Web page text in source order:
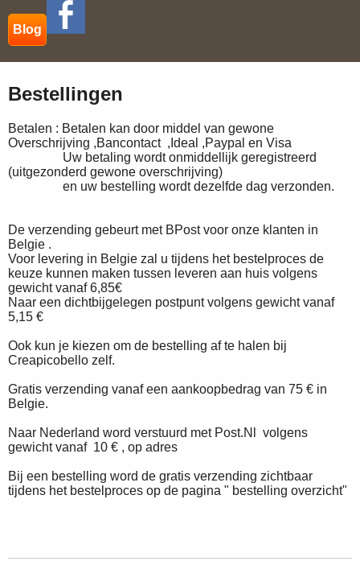
Blog
Bestellingen
Betalen : Betalen kan door middel van gewone
Overschrijving ,Bancontact ,Ideal ,Paypal en Visa
Uw betaling wordt onmiddellijk geregistreerd
(uitgezonderd gewone overschrijving)
en uw bestelling wordt dezelfde dag verzonden.
De verzending gebeurt met BPost voor onze klanten in
Belgie .
Voor levering in Belgie zal u tijdens het bestelproces de
keuze kunnen maken tussen leveren aan huis volgens
gewicht vanaf 6,85€
Naar een dichtbijgelegen postpunt volgens gewicht vanaf
5,15 €
Ook kun je kiezen om de bestelling af te halen bij
Creapicobello zelf.
Gratis verzending vanaf een aankoopbedrag van 75 € in
Belgie.
Naar Nederland word verstuurd met Post.Nl volgens
gewicht vanaf 10 € , op adres
Bij een bestelling word de gratis verzending zichtbaar
tijdens het bestelproces op de pagina " bestelling overzicht"